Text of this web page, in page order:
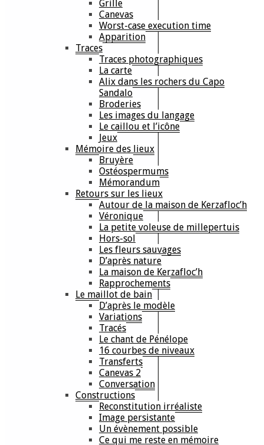
Grille
Canevas
Worst-case execution time
Apparition
Traces
Traces photographiques
La carte
Alix dans les rochers du Capo
Sandalo
Broderies
Les images du langage
Le caillou et l’icône
Jeux
Mémoire des lieux
Bruyère
Ostéospermums
Mémorandum
Retours sur les lieux
Autour de la maison de Kerzafloc’h
Véronique
La petite voleuse de millepertuis
Hors-sol
Les fleurs sauvages
D’après nature
La maison de Kerzafloc’h
Rapprochements
Le maillot de bain
D’après le modèle
Variations
Tracés
Le chant de Pénélope
16 courbes de niveaux
Transferts
Canevas 2
Conversation
Constructions
Reconstitution irréaliste
Image persistante
Un évènement possible
Ce qui me reste en mémoire